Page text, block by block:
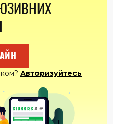
Авторизуйтесь